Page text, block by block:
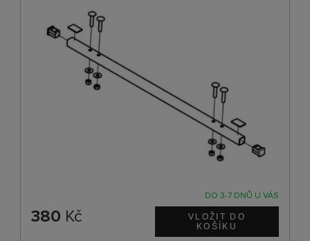
DO 3-7 DNŮ U VÁS
380 Kč